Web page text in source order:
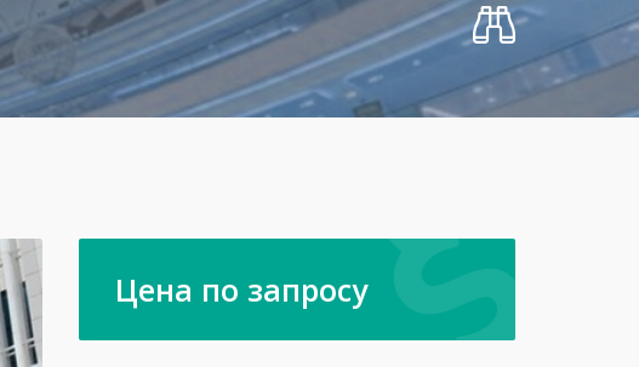
Цена по запросу